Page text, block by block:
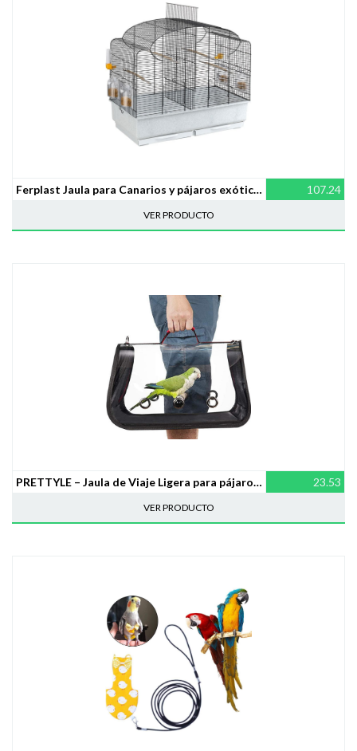
Ferplast Jaula para Canarios y pájaros exóticos Canto, Jaula de cría con Separador, Dotada con Accesorios, Estructura de Robusto Alambre Pintado Negro y cubeta de plástico Blanco 71 x 38 x h 60,5 cm 107.24
VER PRODUCTO
PRETTYLE – Jaula de Viaje Ligera para pájaros (PVC, Transpirable, con Cremallera y asa) 23.53
VER PRODUCTO